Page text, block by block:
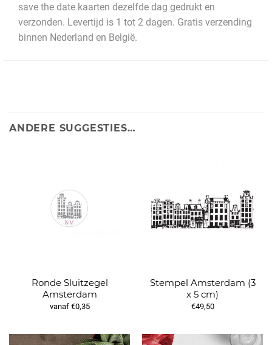
save the date kaarten dezelfde dag gedrukt en
verzonden. Levertijd is 1 tot 2 dagen. Gratis verzending
binnen Nederland en België.
ANDERE SUGGESTIES…
Ronde Sluitzegel
Amsterdam
vanaf €0,35
Stempel Amsterdam (3
x 5 cm)
€49,50